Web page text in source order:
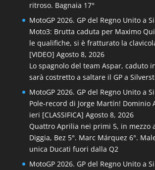
ritroso. Bagnaia 17°
MotoGP 2026. GP del Regno Unito a
Moto3: Brutta caduta per Maximo
le qualifiche, si è fratturato la
[VIDEO] Agosto 8, 2026
Lo spagnolo del team Aspar, caduto
sarà costretto a saltare il GP a
MotoGP 2026. GP del Regno Unito a
Pole-record di Jorge Martín! Dominio
ieri [CLASSIFICA] Agosto 8, 2026
Quattro Aprilia nei primi 5, in mezzo
Diggia, Bez 5°. Marc Márquez 6°.
unica Ducati fuori dalla Q2
MotoGP 2026. GP del Regno Unito a